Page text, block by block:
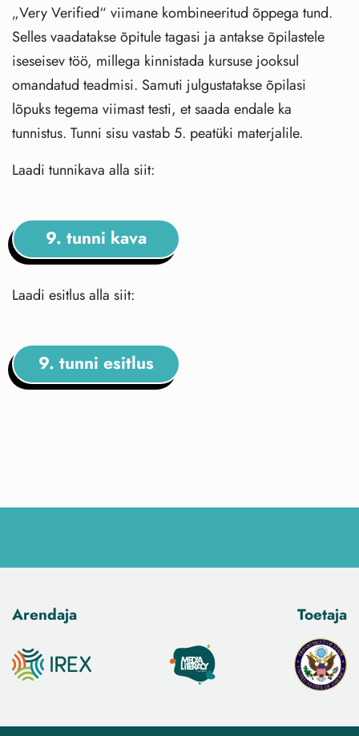
„Very Verified“ viimane kombineeritud õppega tund.
Selles vaadatakse õpitule tagasi ja antakse õpilastele
iseseisev töö, millega kinnistada kursuse jooksul
omandatud teadmisi. Samuti julgustatakse õpilasi
lõpuks tegema viimast testi, et saada endale ka
tunnistus. Tunni sisu vastab 5. peatüki materjalile.
Laadi tunnikava alla siit:
9. tunni kava
Laadi esitlus alla siit:
9. tunni esitlus
Arendaja Toetaja